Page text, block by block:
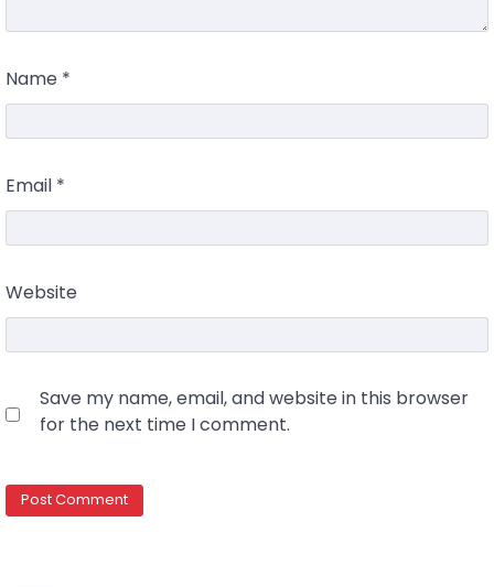
Name *
Email *
Website
Save my name, email, and website in this browser
for the next time I comment.